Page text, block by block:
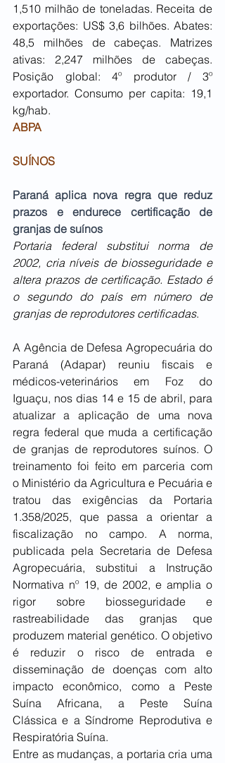
1,510 milhão de toneladas. Receita de
exportações: US$ 3,6 bilhões. Abates:
48,5 milhões de cabeças. Matrizes
ativas: 2,247 milhões de cabeças.
Posição global: 4º produtor / 3º
exportador. Consumo per capita: 19,1
kg/hab.
ABPA
SUÍNOS
Paraná aplica nova regra que reduz
prazos e endurece certificação de
granjas de suínos
Portaria federal substitui norma de
2002, cria níveis de biosseguridade e
altera prazos de certificação. Estado é
o segundo do país em número de
granjas de reprodutores certificadas.
A Agência de Defesa Agropecuária do
Paraná (Adapar) reuniu fiscais e
médicos-veterinários em Foz do
Iguaçu, nos dias 14 e 15 de abril, para
atualizar a aplicação de uma nova
regra federal que muda a certificação
de granjas de reprodutores suínos. O
treinamento foi feito em parceria com
o Ministério da Agricultura e Pecuária e
tratou das exigências da Portaria
1.358/2025, que passa a orientar a
fiscalização no campo. A norma,
publicada pela Secretaria de Defesa
Agropecuária, substitui a Instrução
Normativa nº 19, de 2002, e amplia o
rigor sobre biosseguridade e
rastreabilidade das granjas que
produzem material genético. O objetivo
é reduzir o risco de entrada e
disseminação de doenças com alto
impacto econômico, como a Peste
Suína Africana, a Peste Suína
Clássica e a Síndrome Reprodutiva e
Respiratória Suína.
Entre as mudanças, a portaria cria uma